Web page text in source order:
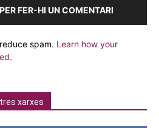
FER-HI UN COMENTARI
spam. Learn how your
xarxes